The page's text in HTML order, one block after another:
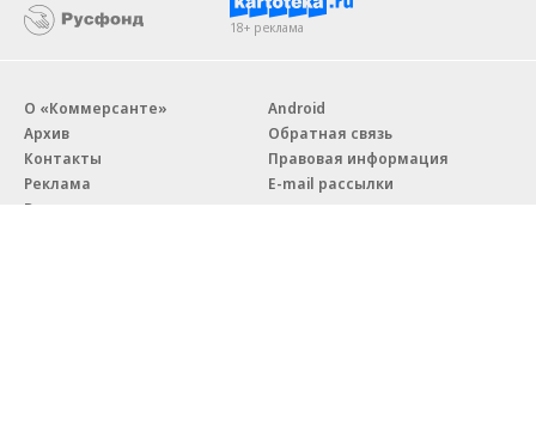
18+ реклама
О «Коммерсанте»
Архив
Контакты
Реклама
Вакансии
Android
Обратная связь
Правовая информация
E-mail рассылки